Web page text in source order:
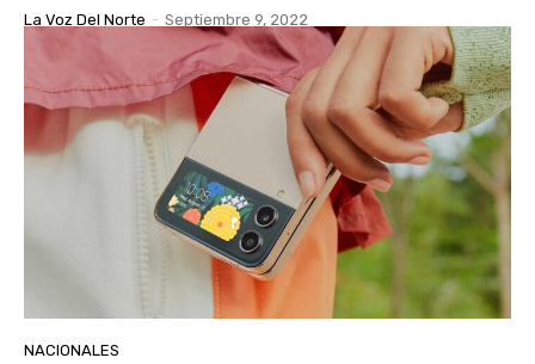
La Voz Del Norte - Septiembre 9, 2022
NACIONALES